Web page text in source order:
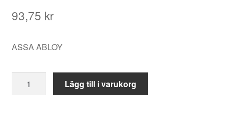
93,75 kr
ASSA ABLOY
90001-
Lägg till i varukorg